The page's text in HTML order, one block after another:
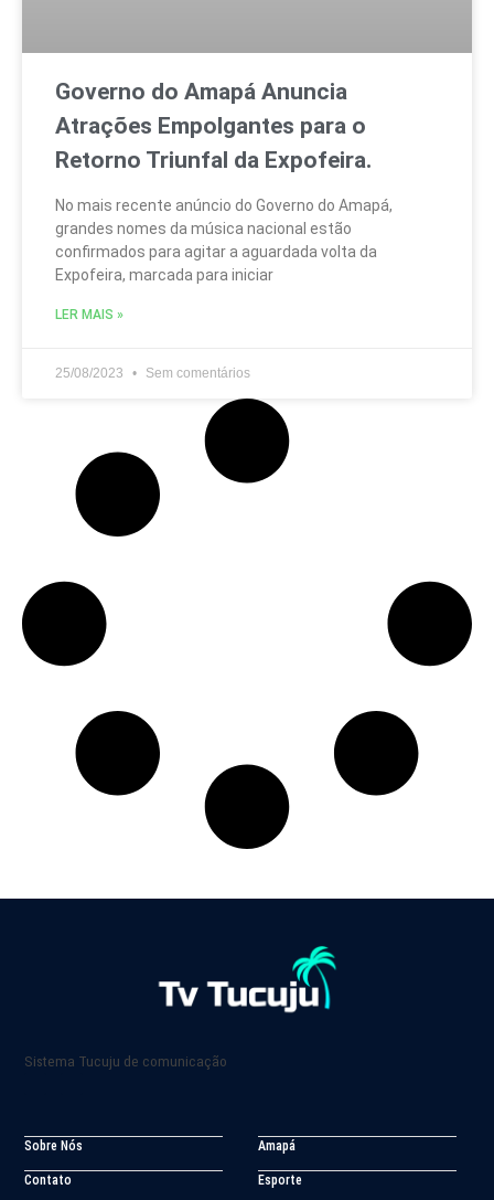
Sobre Nós
Contato
Anuncie
Carreira
Amapá
Esporte
Cultura
Política
Se inscreva para receber atualizações e noticias no seu e-mail, é grátis!
Confirmar Inscrição